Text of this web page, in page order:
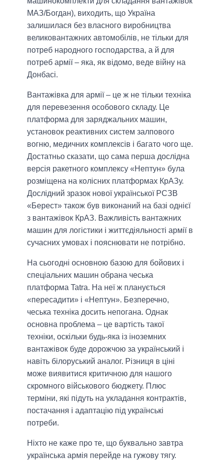
МАЗ/Богдан), виходить, що Україна
залишилася без власного виробництва
великовантажних автомобілів, не тільки для
потреб народного господарства, а й для
потреб армії ‒ яка, як відомо, веде війну на
Донбасі.
Вантажівка для армії ‒ це ж не тільки техніка
для перевезення особового складу. Це
платформа для заряджальних машин,
установок реактивних систем залпового
вогню, медичних комплексів і багато чого ще.
Достатньо сказати, що сама перша дослідна
версія ракетного комплексу «Нептун» була
розміщена на колісних платформах КрАЗу.
Дослідний зразок нової української РСЗВ
«Берест» також був виконаний на базі однієї
з вантажівок КрАЗ. Важливість вантажних
машин для логістики і життєдіяльності армії в
сучасних умовах і пояснювати не потрібно.
На сьогодні основною базою для бойових і
спеціальних машин обрана чеська
платформа Tatra. На неї ж планується
«пересадити» і «Нептун». Безперечно,
чеська техніка досить непогана. Однак
основна проблема ‒ це вартість такої
техніки, оскільки будь-яка із іноземних
вантажівок буде дорожчою за український і
навіть білоруський аналог. Різниця в ціні
може виявитися критичною для нашого
скромного військового бюджету. Плюс
терміни, які підуть на укладання контрактів,
постачання і адаптацію під українські
потреби.
Ніхто не каже про те, що буквально завтра
українська армія перейде на гужову тягу.